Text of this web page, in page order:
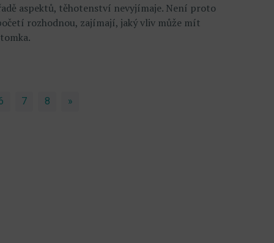
aspektů, těhotenství nevyjímaje. Není proto
rozhodnou, zajímají, jaký vliv může mít
7 8 »